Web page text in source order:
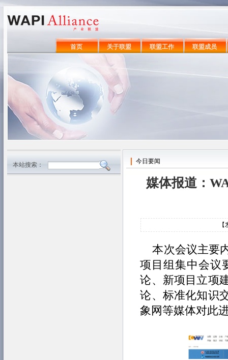
首页 关于联盟 联盟工作 联盟成员
本站搜索： 今日要闻
媒体报道：
本次会议主要
项目组集中会议
论、新项目立项
论、标准化知识
象网等媒体对此